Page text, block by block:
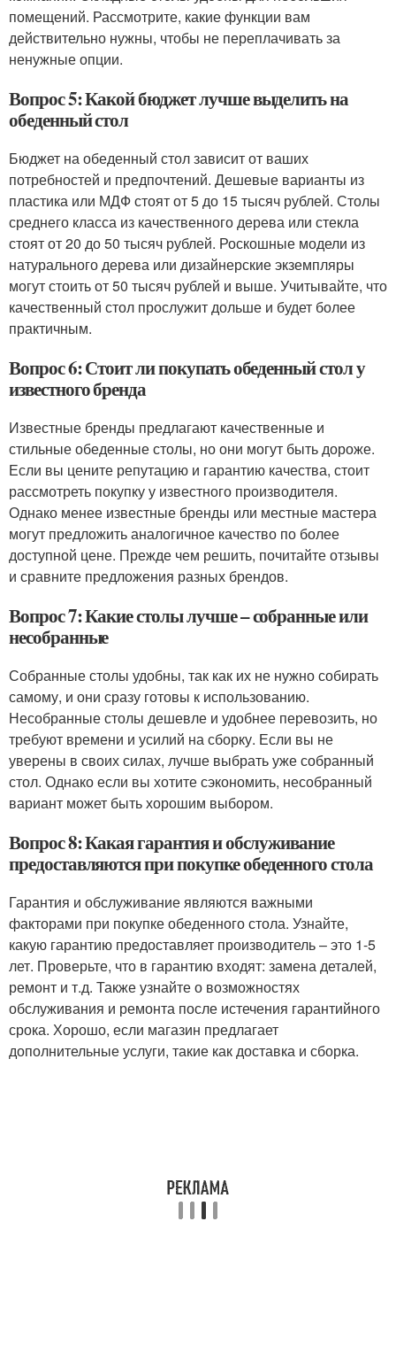
помещений. Рассмотрите, какие функции вам
действительно нужны, чтобы не переплачивать за
ненужные опции.
Вопрос 5: Какой бюджет лучше выделить на
обеденный стол
Бюджет на обеденный стол зависит от ваших
потребностей и предпочтений. Дешевые варианты из
пластика или МДФ стоят от 5 до 15 тысяч рублей. Столы
среднего класса из качественного дерева или стекла
стоят от 20 до 50 тысяч рублей. Роскошные модели из
натурального дерева или дизайнерские экземпляры
могут стоить от 50 тысяч рублей и выше. Учитывайте, что
качественный стол прослужит дольше и будет более
практичным.
Вопрос 6: Стоит ли покупать обеденный стол у
известного бренда
Известные бренды предлагают качественные и
стильные обеденные столы, но они могут быть дороже.
Если вы цените репутацию и гарантию качества, стоит
рассмотреть покупку у известного производителя.
Однако менее известные бренды или местные мастера
могут предложить аналогичное качество по более
доступной цене. Прежде чем решить, почитайте отзывы
и сравните предложения разных брендов.
Вопрос 7: Какие столы лучше – собранные или
несобранные
Собранные столы удобны, так как их не нужно собирать
самому, и они сразу готовы к использованию.
Несобранные столы дешевле и удобнее перевозить, но
требуют времени и усилий на сборку. Если вы не
уверены в своих силах, лучше выбрать уже собранный
стол. Однако если вы хотите сэкономить, несобранный
вариант может быть хорошим выбором.
Вопрос 8: Какая гарантия и обслуживание
предоставляются при покупке обеденного стола
Гарантия и обслуживание являются важными
факторами при покупке обеденного стола. Узнайте,
какую гарантию предоставляет производитель – это 1-5
лет. Проверьте, что в гарантию входят: замена деталей,
ремонт и т.д. Также узнайте о возможностях
обслуживания и ремонта после истечения гарантийного
срока. Хорошо, если магазин предлагает
дополнительные услуги, такие как доставка и сборка.